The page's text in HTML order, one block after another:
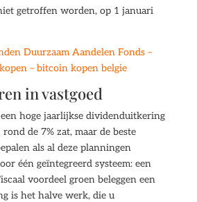
getroffen worden, op 1 januari
Duurzaam Aandelen Fonds –
– bitcoin kopen belgie
in vastgoed
hoge jaarlijkse dividenduitkering
de 7% zat, maar de beste
als al deze planningen
één geïntegreerd systeem: een
voordeel groen beleggen een
is het halve werk, die u